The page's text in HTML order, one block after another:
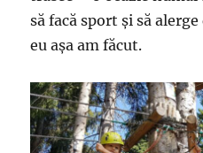
să facă sport și să
eu așa am făcut.